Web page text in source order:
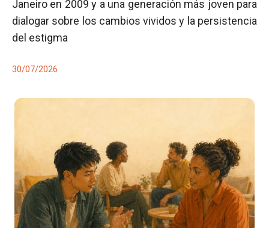
Janeiro en 2009 y a una generación más joven para
dialogar sobre los cambios vividos y la persistencia
del estigma
30/07/2026